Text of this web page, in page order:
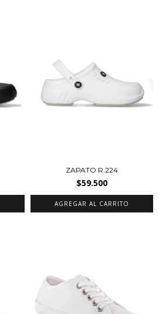
ZAPATO R.224
$59.500
AGREGAR AL CARRITO